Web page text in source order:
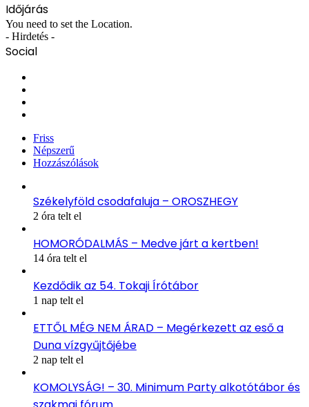
Időjárás
You need to set the Location.
- Hirdetés -
Social
Friss
Népszerű
Hozzászólások
Székelyföld csodafaluja – OROSZHEGY
2 óra telt el
HOMORÓDALMÁS – Medve járt a kertben!
14 óra telt el
Kezdődik az 54. Tokaji Írótábor
1 nap telt el
ETTŐL MÉG NEM ÁRAD – Megérkezett az eső a
Duna vízgyűjtőjébe
2 nap telt el
KOMOLYSÁG! – 30. Minimum Party alkotótábor és